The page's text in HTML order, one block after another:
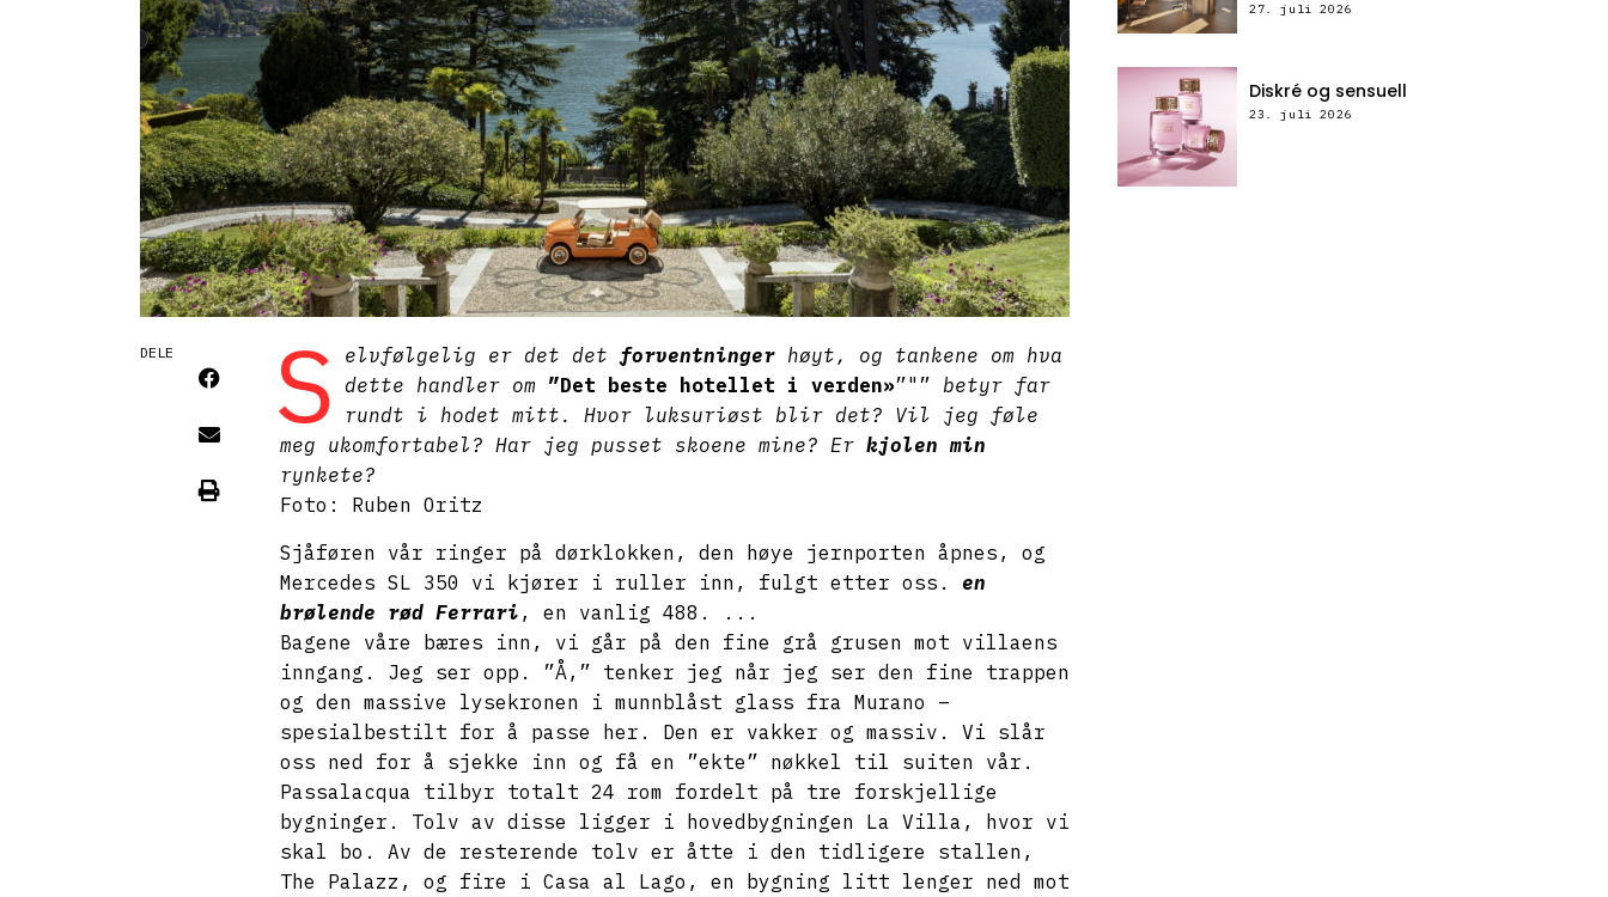
DELE S elvfølgelig er det det forventningerhøyt, og tankene om hva
dette handler om ”Det beste hotellet i verden»”"” betyr far
rundt i hodet mitt. Hvor luksuriøst blir det? Vil jeg føle
meg ukomfortabel? Har jeg pusset skoene mine? Er kjolen min
rynkete?
Foto: Ruben Oritz
Sjåføren vår ringer på dørklokken, den høye jernporten åpnes, og
Mercedes SL 350 vi kjører i ruller inn, fulgt etter oss. en
brølende rød Ferrari , en vanlig 488. ...
Bagene våre bæres inn, vi går på den fine grå grusen mot villaens
inngang. Jeg ser opp. ”Å,” tenker jeg når jeg ser den fine trappen
og den massive lysekronen i munnblåst glass fra Murano –
spesialbestilt for å passe her. Den er vakker og massiv. Vi slår
oss ned for å sjekke inn og få en ”ekte” nøkkel til suiten vår.
Passalacqua tilbyr totalt 24 rom fordelt på tre forskjellige
bygninger. Tolv av disse ligger i hovedbygningen La Villa, hvor vi
skal bo. Av de resterende tolv er åtte i den tidligere stallen,
The Palazz, og fire i Casa al Lago, en bygning litt lenger ned mot
27. juli 2026
Diskré og sensuell
23. juli 2026